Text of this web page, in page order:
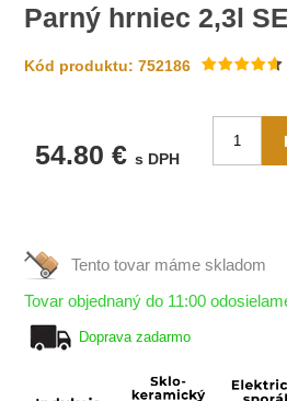
Parný hrniec 2,3l
Kód produktu: 752186
54.80 € s DPH
Tento tovar máme skladom
Tovar objednaný do 11:00
Doprava zadarmo